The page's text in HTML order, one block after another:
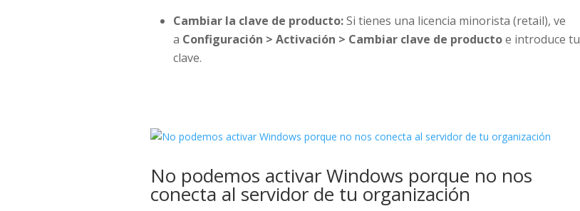
Cambiar la clave de producto:Si tienes una licencia minorista (retail), ve
a Configuración > Activación > Cambiar clave de productoe introduce tu
clave.
No podemos activar Windows porque no nos
conecta al servidor de tu organización